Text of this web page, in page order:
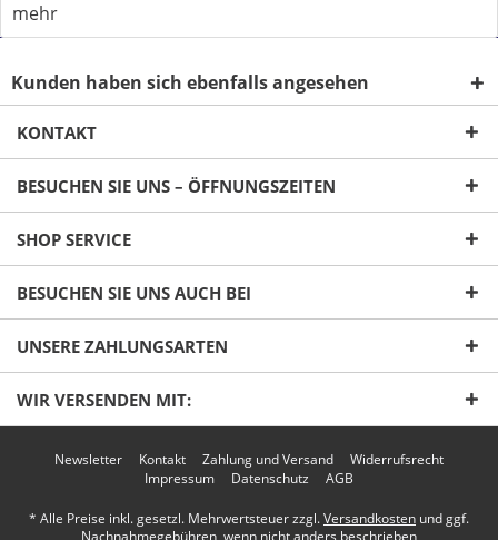
Ich habe die
Mit * gekennzeichnete Felder sind Pflichtfelder.
Senden
mehr
Kunden haben sich ebenfalls angesehen
KONTAKT
BESUCHEN SIE UNS – ÖFFNUNGSZEITEN
SHOP SERVICE
BESUCHEN SIE UNS AUCH BEI
UNSERE ZAHLUNGSARTEN
WIR VERSENDEN MIT:
Newsletter Kontakt Zahlung und Versand
Widerrufsrecht
Impressum
Datenschutz AGB
* Alle Preise inkl. gesetzl. Mehrwertsteuer zzgl.Versandkosten und ggf.